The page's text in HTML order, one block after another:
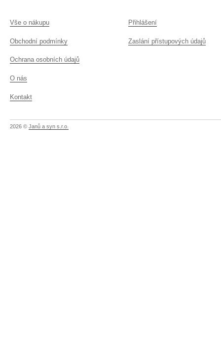
Vše o nákupu
Obchodní podmínky
Ochrana osobních údajů
O nás
Kontakt
Přihlášení
Zaslání přístupových údajů
2026 © Janů a syn s.r.o.